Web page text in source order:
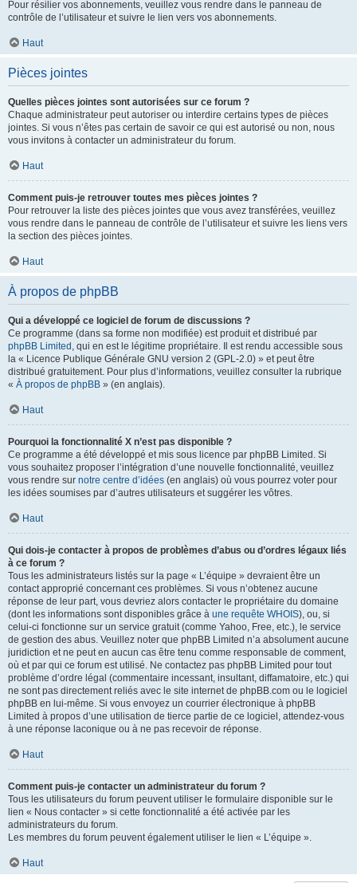
Pour résilier vos abonnements, veuillez vous rendre dans le panneau de
contrôle de l’utilisateur et suivre le lien vers vos abonnements.
Haut
Pièces jointes
Quelles pièces jointes sont autorisées sur ce forum ?
Chaque administrateur peut autoriser ou interdire certains types de pièces
jointes. Si vous n’êtes pas certain de savoir ce qui est autorisé ou non, nous
vous invitons à contacter un administrateur du forum.
Haut
Comment puis-je retrouver toutes mes pièces jointes ?
Pour retrouver la liste des pièces jointes que vous avez transférées, veuillez
vous rendre dans le panneau de contrôle de l’utilisateur et suivre les liens vers
la section des pièces jointes.
Haut
À propos de phpBB
Qui a développé ce logiciel de forum de discussions ?
Ce programme (dans sa forme non modifiée) est produit et distribué par
phpBB Limited , qui en est le légitime propriétaire. Il est rendu accessible sous
la « Licence Publique Générale GNU version 2 (GPL-2.0) » et peut être
distribué gratuitement. Pour plus d’informations, veuillez consulter la rubrique
« À propos de phpBB » (en anglais).
Haut
Pourquoi la fonctionnalité X n’est pas disponible ?
Ce programme a été développé et mis sous licence par phpBB Limited. Si
vous souhaitez proposer l’intégration d’une nouvelle fonctionnalité, veuillez
vous rendre sur notre centre d’idées (en anglais) où vous pourrez voter pour
les idées soumises par d’autres utilisateurs et suggérer les vôtres.
Haut
Qui dois-je contacter à propos de problèmes d’abus ou d’ordres légaux liés
à ce forum ?
Tous les administrateurs listés sur la page « L’équipe » devraient être un
contact approprié concernant ces problèmes. Si vous n’obtenez aucune
réponse de leur part, vous devriez alors contacter le propriétaire du domaine
(dont les informations sont disponibles grâce à une requête WHOIS), ou, si
celui-ci fonctionne sur un service gratuit (comme Yahoo, Free, etc.), le service
de gestion des abus. Veuillez noter que phpBB Limited n’a absolument aucune
juridiction et ne peut en aucun cas être tenu comme responsable de comment,
où et par qui ce forum est utilisé. Ne contactez pas phpBB Limited pour tout
problème d’ordre légal (commentaire incessant, insultant, diffamatoire, etc.) qui
ne sont pas directement reliés avec le site internet de phpBB.com ou le logiciel
phpBB en lui-même. Si vous envoyez un courrier électronique à phpBB
Limited à propos d’une utilisation de tierce partie de ce logiciel, attendez-vous
à une réponse laconique ou à ne pas recevoir de réponse.
Haut
Comment puis-je contacter un administrateur du forum ?
Tous les utilisateurs du forum peuvent utiliser le formulaire disponible sur le
lien « Nous contacter » si cette fonctionnalité a été activée par les
administrateurs du forum.
Les membres du forum peuvent également utiliser le lien « L’équipe ».
Haut